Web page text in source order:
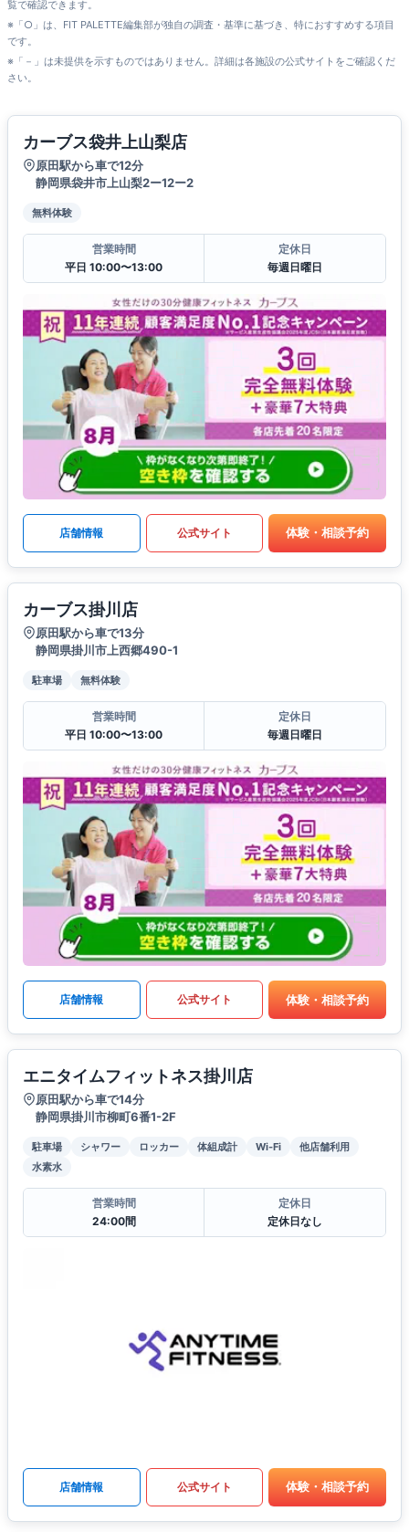
覧で確認できます。
※「○」は、FIT PALETTE編集部が独自の調査・基準に基づき、特におすすめする項目
です。
※「－」は未提供を示すものではありません。詳細は各施設の公式サイトをご確認くだ
さい。
カーブス袋井上山梨店
原田駅から車で12分
静岡県袋井市上山梨2ー12ー2
無料体験
営業時間
平日 10:00〜13:00
定休日
毎週日曜日
店舗情報 公式サイト 体験・相談予約
カーブス掛川店
原田駅から車で13分
静岡県掛川市上西郷490-1
駐車場 無料体験
営業時間
平日 10:00〜13:00
定休日
毎週日曜日
店舗情報 公式サイト 体験・相談予約
エニタイムフィットネス掛川店
原田駅から車で14分
静岡県掛川市柳町6番1-2F
駐車場 シャワー ロッカー 体組成計 Wi-Fi
他店舗利用
水素水
営業時間
24:00間
定休日
定休日なし
店舗情報 公式サイト 体験・相談予約